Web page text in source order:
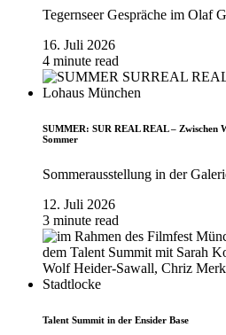
Tegernseer Gespräche im Olaf
16. Juli 2026
4 minute read
SUMMER: SUR REAL REAL – Zwischen
Sommer
Sommerausstellung in der
12. Juli 2026
3 minute read
Talent Summit in der Ensider Base